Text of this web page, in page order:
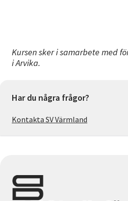
Kursen sker i samarbete med
i Arvika.
Har du några frågor?
Kontakta SV Värmland